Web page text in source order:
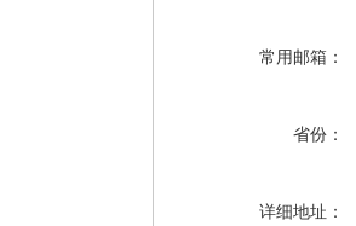
常用邮箱：
省份：
详细地址：